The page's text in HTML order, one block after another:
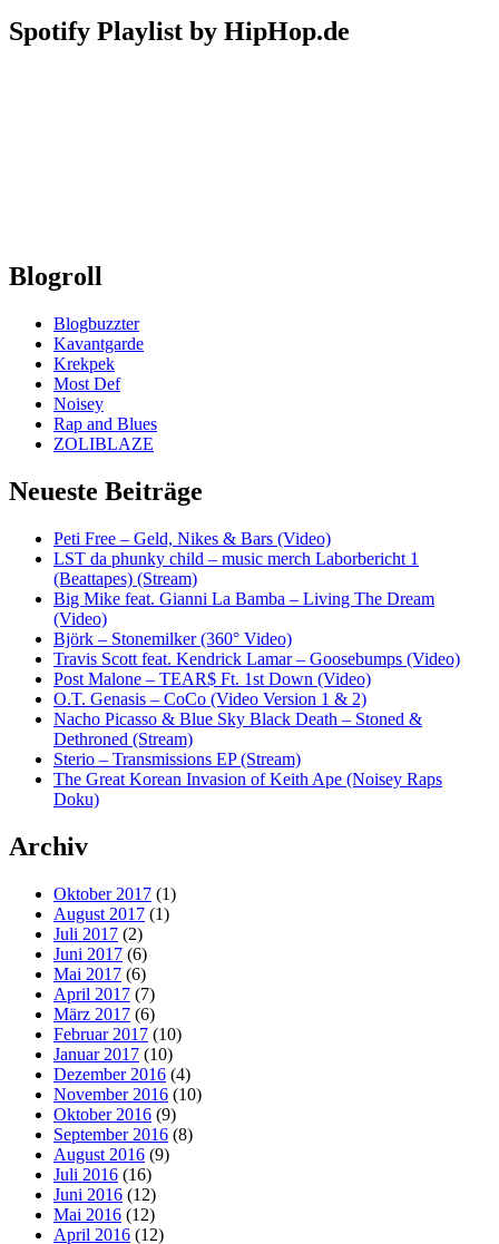
Spotify Playlist by HipHop.de
Blogroll
Blogbuzzter
Kavantgarde
Krekpek
Most Def
Noisey
Rap and Blues
ZOLIBLAZE
Neueste Beiträge
Peti Free – Geld, Nikes & Bars (Video)
LST da phunky child – music merch Laborbericht 1
(Beattapes) (Stream)
Big Mike feat. Gianni La Bamba – Living The Dream
(Video)
Björk – Stonemilker (360° Video)
Travis Scott feat. Kendrick Lamar – Goosebumps (Video)
Post Malone – TEAR$ Ft. 1st Down (Video)
O.T. Genasis – CoCo (Video Version 1 & 2)
Nacho Picasso & Blue Sky Black Death – Stoned &
Dethroned (Stream)
Sterio – Transmissions EP (Stream)
The Great Korean Invasion of Keith Ape (Noisey Raps
Doku)
Archiv
Oktober 2017 (1)
August 2017 (1)
Juli 2017 (2)
Juni 2017 (6)
Mai 2017 (6)
April 2017 (7)
März 2017 (6)
Februar 2017 (10)
Januar 2017 (10)
Dezember 2016 (4)
November 2016 (10)
Oktober 2016 (9)
September 2016 (8)
August 2016 (9)
Juli 2016 (16)
Juni 2016 (12)
Mai 2016 (12)
April 2016 (12)